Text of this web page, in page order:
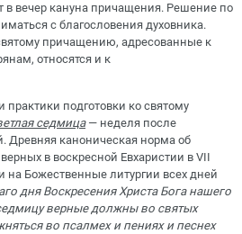
в вечер кануна причащения. Решение по
с благословения духовника.
причащению, адресованные к
относятся и к
подготовки ко святому
седмица— неделя после
Древняя каноническая норма об
в воскресной Евхаристии в VII
на Божественные литургии всех дней
дня Воскресения Христа Бога нашего
верные должны во святых
во псалмех и пениях и песнех